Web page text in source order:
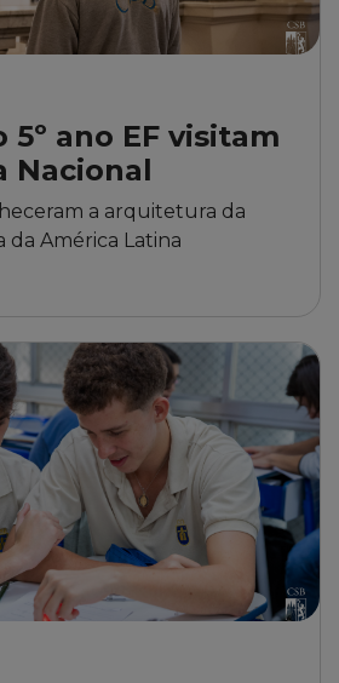
5º ano EF visitam
Nacional
a arquitetura da
da América Latina